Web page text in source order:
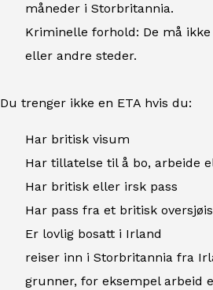
måneder i Storbritannia.
Kriminelle forhold: De må
eller andre steder.
Du trenger ikke en ETA hvis du:
Har britisk visum
Har tillatelse til å bo, arbeide
Har britisk eller irsk pass
Har pass fra et britisk
Er lovlig bosatt i Irland
reiser inn i Storbritannia fra
grunner, for eksempel arbeid